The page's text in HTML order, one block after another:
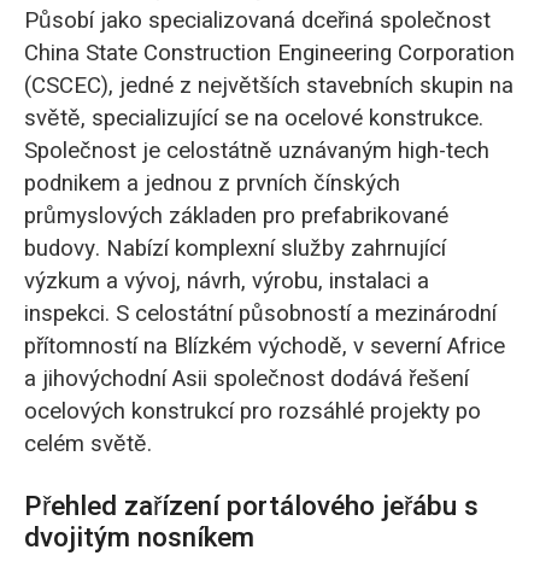
Působí jako specializovaná dceřiná společnost
China State Construction Engineering Corporation
(CSCEC), jedné z největších stavebních skupin na
světě, specializující se na ocelové konstrukce.
Společnost je celostátně uznávaným high-tech
podnikem a jednou z prvních čínských
průmyslových základen pro prefabrikované
budovy. Nabízí komplexní služby zahrnující
výzkum a vývoj, návrh, výrobu, instalaci a
inspekci. S celostátní působností a mezinárodní
přítomností na Blízkém východě, v severní Africe
a jihovýchodní Asii společnost dodává řešení
ocelových konstrukcí pro rozsáhlé projekty po
celém světě.
Přehled zařízení portálového jeřábu s
dvojitým nosníkem